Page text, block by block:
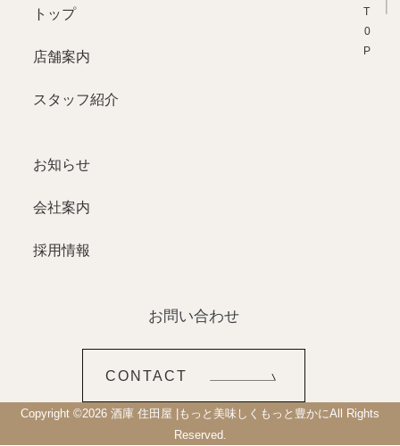
T0P
トップ
店舗案内
スタッフ紹介
お知らせ
会社案内
採用情報
お問い合わせ
CONTACT
Copyright ©2026 酒庫 住田屋 |もっと美味しくもっと豊かにAll Rights
Reserved.